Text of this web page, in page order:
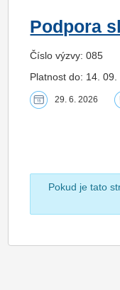
Podpora
Číslo výzvy: 085
Platnost do: 14.
29. 6. 2026
Pokud je tato